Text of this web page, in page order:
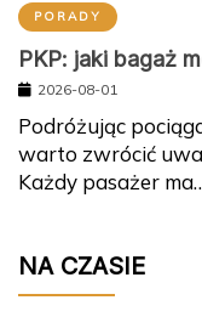
PORADY
PKP: jaki bagaż
2026-08-01
Podróżując
warto zwrócić
Każdy pasażer
NA CZASIE